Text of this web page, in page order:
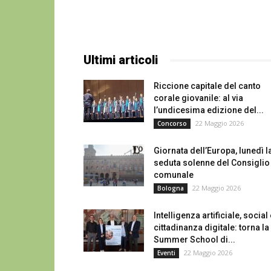
Ultimi articoli
Riccione capitale del canto
corale giovanile: al via
l’undicesima edizione del...
Concorso 22 Maggio 2026
Giornata dell’Europa, lunedì
seduta solenne del Consiglio
comunale
Bologna 22 Maggio 2026
Intelligenza artificiale, social
cittadinanza digitale: torna la
Summer School di...
Eventi 22 Maggio 2026